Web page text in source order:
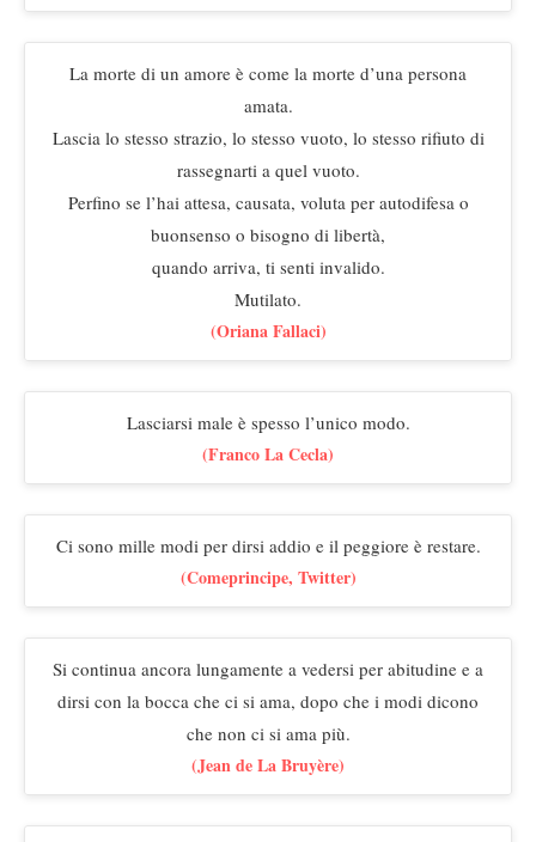
La morte di un amore è come la morte d’una persona
amata.
Lascia lo stesso strazio, lo stesso vuoto, lo stesso rifiuto di
rassegnarti a quel vuoto.
Perfino se l’hai attesa, causata, voluta per autodifesa o
buonsenso o bisogno di libertà,
quando arriva, ti senti invalido.
Mutilato.
(Oriana Fallaci)
Lasciarsi male è spesso l’unico modo.
(Franco La Cecla)
Ci sono mille modi per dirsi addio e il peggiore è restare.
(Comeprincipe, Twitter)
Si continua ancora lungamente a vedersi per abitudine e a
dirsi con la bocca che ci si ama, dopo che i modi dicono
che non ci si ama più.
(Jean de La Bruyère)